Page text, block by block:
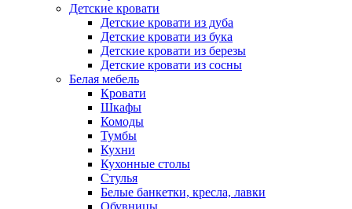
Детские кровати
Детские кровати из дуба
Детские кровати из бука
Детские кровати из березы
Детские кровати из сосны
Белая мебель
Кровати
Шкафы
Комоды
Тумбы
Кухни
Кухонные столы
Стулья
Белые банкетки, кресла, лавки
Обувницы